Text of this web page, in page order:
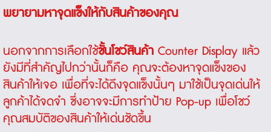
พยายามหาจุดแข็งให้กับสินค้าของคุณ
นอกจากการเลือกใช้ชั้นโชว์สินค้า Counter Displayแล้ว
ยังมีที่สำคัญไปกว่านั้นก็คือ คุณจะต้องหาจุดแข็งของ
สินค้าให้เจอ เพื่อที่จะได้ดึงจุดแข็งนั้นๆ มาใช้เป็นจุดเด่นให้
ลูกค้าได้จดจำ ซึ่งอาจจะมีการทำป้าย Pop-up เพื่อโชว์
คุณสมบัติของสินค้าให้เด่นชัดขึ้น